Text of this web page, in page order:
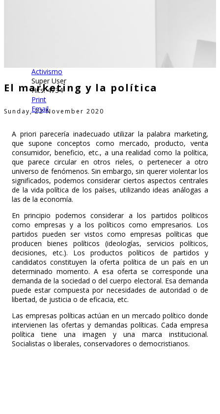
El marketing y la política
Sunday, 22 November 2020
Activismo
Super User
Hits: 4734
Print
Email
A priori parecería inadecuado utilizar la palabra marketing,
que supone conceptos como mercado, producto, venta
consumidor, beneficio, etc., a una realidad como la política,
que parece circular en otros rieles, o pertenecer a otro
universo de fenómenos. Sin embargo, sin querer violentar los
significados, podemos considerar ciertos aspectos centrales
de la vida política de los países, utilizando ideas análogas a
las de la economía.
En principio podemos considerar a los partidos políticos
como empresas y a los políticos como empresarios. Los
partidos pueden ser vistos como empresas políticas que
producen bienes políticos (ideologías, servicios políticos,
decisiones, etc.). Los productos políticos de partidos y
candidatos constituyen la oferta política de un país en un
determinado momento. A esa oferta se corresponde una
demanda de la sociedad o del cuerpo electoral. Esa demanda
puede estar compuesta por necesidades de autoridad o de
libertad, de justicia o de eficacia, etc.
Las empresas políticas actúan en un mercado político donde
intervienen las ofertas y demandas políticas. Cada empresa
política tiene una imagen y una marca institucional.
Socialistas o liberales, conservadores o democristianos.